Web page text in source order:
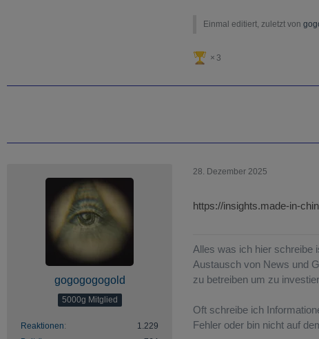
Einmal editiert, zuletzt von
3
gogogogogold
5000g Mitglied
Reaktionen
1.229
28. Dezember 2025
https://insights.made-in-
Alles was ich hier schreibe
Austausch von News und
zu betreiben um zu
Oft schreibe ich
Fehler oder bin nicht auf